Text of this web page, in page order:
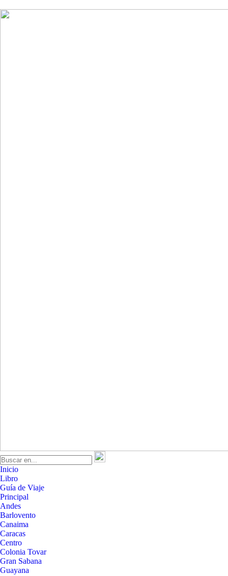
Inicio
Libro
Guía de Viaje
Principal
Andes
Barlovento
Canaima
Caracas
Centro
Colonia Tovar
Gran Sabana
Guayana